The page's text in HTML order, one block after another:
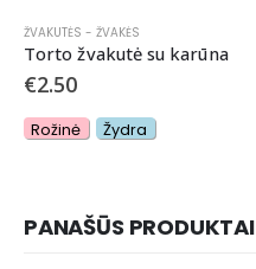
ŽVAKUTĖS - ŽVAKĖS
Torto žvakutė su karūna
€2.50
Rožinė Žydra
PANAŠŪS PRODUKTAI